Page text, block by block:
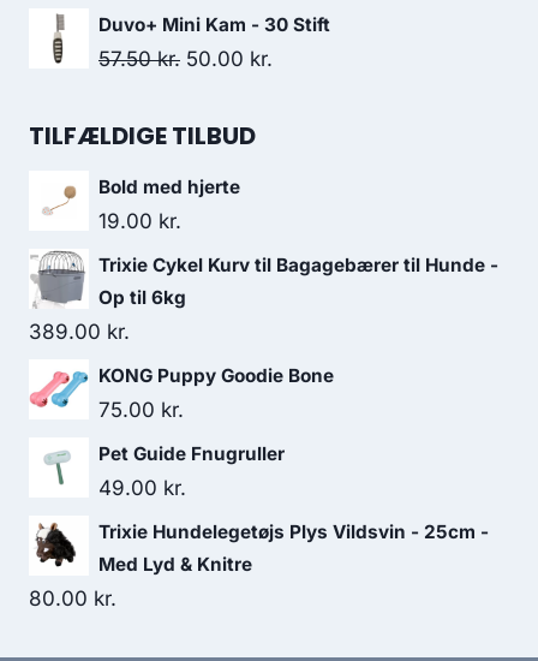
19.00 kr..17.50 kr..
oprindelige
pris
261.25 kr..
aktuelle
pris
225.00 kr..
Duvo+ Mini Kam - 30 Stift
57.50kr. Den
pris
57.50 kr..
50.00 kr.
TILFÆLDIGE TILBUD
Bold med hjerte
19.00 kr.
Trixie Cykel Kurv til Bagagebærer til Hunde -
Op til 6kg
389.00 kr.
KONG Puppy Goodie Bone
75.00 kr.
Pet Guide Fnugruller
49.00 kr.
Trixie Hundelegetøjs Plys Vildsvin - 25cm -
Med Lyd & Knitre
80.00 kr.